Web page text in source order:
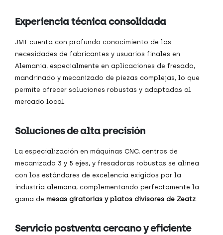
Experiencia técnica consolidada
JMT cuenta con profundo conocimiento de las
necesidades de fabricantes y usuarios finales en
Alemania, especialmente en aplicaciones de fresado,
mandrinado y mecanizado de piezas complejas, lo que
permite ofrecer soluciones robustas y adaptadas al
mercado local.
Soluciones de alta precisión
La especialización en máquinas CNC, centros de
mecanizado 3 y 5 ejes, y fresadoras robustas se alinea
con los estándares de excelencia exigidos por la
industria alemana, complementando perfectamente la
gama de mesas giratorias y platos divisores de Zeatz.
Servicio postventa cercano y eficiente